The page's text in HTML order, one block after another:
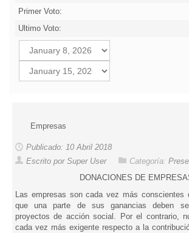
Primer Voto:
Ultimo Voto:
Empresas
Publicado: 10 Abril 2018
Escrito por Super User
Categoría:
DONACIONES DE
Las empresas son cada vez más conscientes
que una parte de sus ganancias deben
proyectos de acción social. Por el contrario,
cada vez más exigente respecto a la